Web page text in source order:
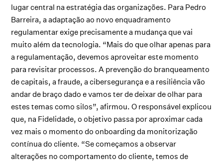
lugar central na estratégia das organizações. Para Pedro
Barreira, a adaptação ao novo enquadramento
regulamentar exige precisamente a mudança que vai
muito além da tecnologia. “Mais do que olhar apenas para
a regulamentação, devemos aproveitar este momento
para revisitar processos. A prevenção do branqueamento
de capitais, a fraude, a cibersegurança e a resiliência vão
andar de braço dado e vamos ter de deixar de olhar para
estes temas como silos”, afirmou. O responsável explicou
que, na Fidelidade, o objetivo passa por aproximar cada
vez mais o momento do onboarding da monitorização
contínua do cliente. “Se começamos a observar
alterações no comportamento do cliente, temos de